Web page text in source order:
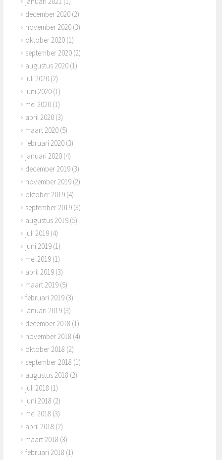
december 2020 (2)
november 2020 (3)
oktober 2020 (1)
september 2020 (2)
augustus 2020 (1)
juli 2020 (2)
juni 2020 (1)
mei 2020 (1)
april 2020 (3)
maart 2020 (5)
februari 2020 (3)
januari 2020 (4)
december 2019 (3)
november 2019 (2)
oktober 2019 (4)
september 2019 (3)
augustus 2019 (5)
juli 2019 (4)
juni 2019 (1)
mei 2019 (1)
april 2019 (3)
maart 2019 (5)
februari 2019 (3)
januari 2019 (3)
december 2018 (1)
november 2018 (4)
oktober 2018 (2)
september 2018 (1)
augustus 2018 (2)
juli 2018 (1)
juni 2018 (2)
mei 2018 (3)
april 2018 (2)
maart 2018 (3)
februari 2018 (1)